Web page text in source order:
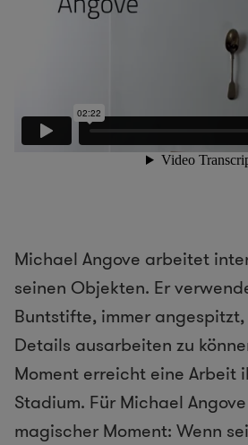
Michael Angove arbeitet
seinen Objekten. Er
Buntstifte, immer
Details ausarbeiten zu
Moment erreicht eine Arbeit
Stadium. Für Michael
magischer Moment: Wenn